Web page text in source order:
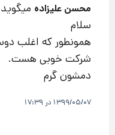
محسن علیزاده
سلام
همونطور که اغلب
شرکت خوبی هست.
دمشون گرم
1399/05/07 در 17:39